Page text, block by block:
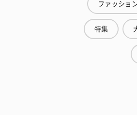
ファッショ
特集